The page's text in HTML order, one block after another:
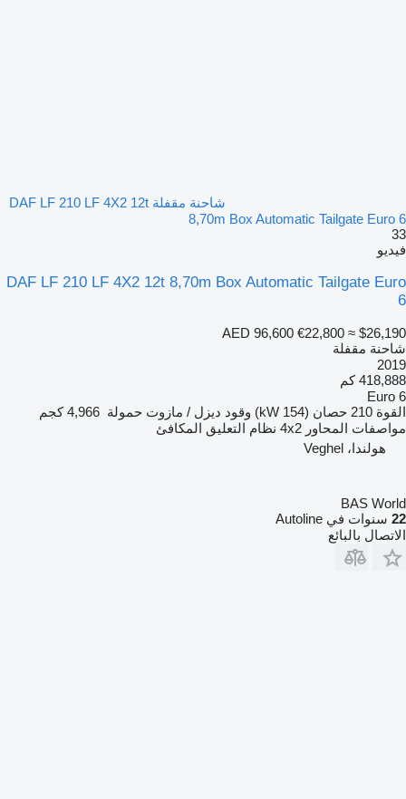
شاحنة مقفلة DAF LF 210 LF 4X2 12t
8,70m Box Automatic Tailgate Euro 6
33
فيديو
DAF LF 210 LF 4X2 12t 8,70m Box Automatic Tailgate Euro
6
AED 96,600 €22,800 ≈ $26,190
شاحنة مقفلة
2019
418,888 كم
Euro 6
القوة 210 حصان (154 kW) وقود ديزل / مازوت حمولة 4,966 كجم
مواصفات المحاور 4x2 نظام التعليق المكافئ
هولندا، Veghel
BAS World
22 سنوات في Autoline
الاتصال بالبائع